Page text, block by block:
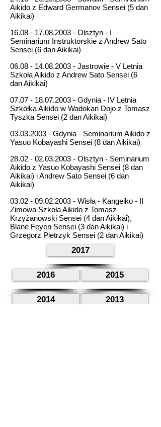
Aikido z Edward Germanov Sensei (5 dan
Aikikai)
16.08 - 17.08.2003 - Olsztyn - I
Seminarium Instruktorskie z Andrew Sato
Sensei (6 dan Aikikai)
06.08 - 14.08.2003 - Jastrowie - V Letnia
Szkoła Aikido z Andrew Sato Sensei (6
dan Aikikai)
07.07 - 18.07.2003 - Gdynia - IV Letnia
Szkółka Aikido w Wadokan Dojo z Tomasz
Tyszka Sensei (2 dan Aikikai)
03.03.2003 - Gdynia - Seminarium Aikido z
Yasuo Kobayashi Sensei (8 dan Aikikai)
28.02 - 02.03.2003 - Olsztyn - Seminarium
Aikido z Yasuo Kobayashi Sensei (8 dan
Aikikai) i Andrew Sato Sensei (6 dan
Aikikai)
03.02 - 09.02.2003 - Wisła - Kangeiko - II
Zimowa Szkoła Aikido z Tomasz
Krzyżanowski Sensei (4 dan Aikikai),
Blane Feyen Sensei (3 dan Aikikai) i
Grzegorz Pietrzyk Sensei (2 dan Aikikai)
2017
2016 2015
2014 2013